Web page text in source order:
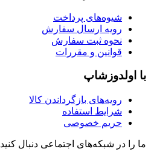
شیوه‌های پرداخت
رویه ارسال سفارش
نحوه ثبت سفارش
قوانین و مقررات
با اولدوزشاپ
رویه‌های بازگرداندن کالا
شرایط استفاده
حریم خصوصی
ما را در شبکه‌های اجتماعی دنبال کنید